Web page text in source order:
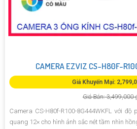
CAMERA EZVIZ CS-H80F-
Giá Khuyến Mại:
Giá Bán: 3,499,000
Camera CS-H80f-R100-8G444WKFL với
quang 12× cho hình ảnh sắc nét tầm nhìn